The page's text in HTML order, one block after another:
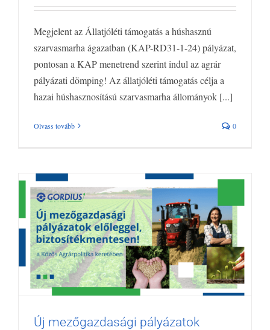
térítendő támogatás
Megjelent az Állatjóléti támogatás a húshasznú
szarvasmarha ágazatban (KAP-RD31-1-24) pályázat,
pontosan a KAP menetrend szerint indul az agrár
pályázati dömping! Az állatjóléti támogatás célja a
hazai húshasznosítású szarvasmarha állományok [...]
Olvass tovább 0
Új mezőgazdasági pályázatok